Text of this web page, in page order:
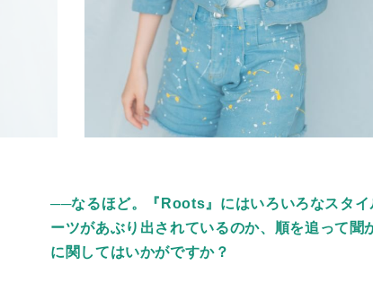
──なるほど。『Roots』にはいろいろなスタ
ーツがあぶり出されているのか、順を追って聞
に関してはいかがですか？